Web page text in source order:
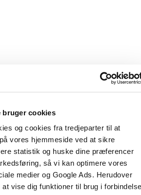
bruger cookies
og cookies fra tredjeparter til at
vores hjemmeside ved at sikre
statistik og huske dine præferencer
så vi kan optimere vores
medier og Google Ads. Herudover
vise dig funktioner til brug i